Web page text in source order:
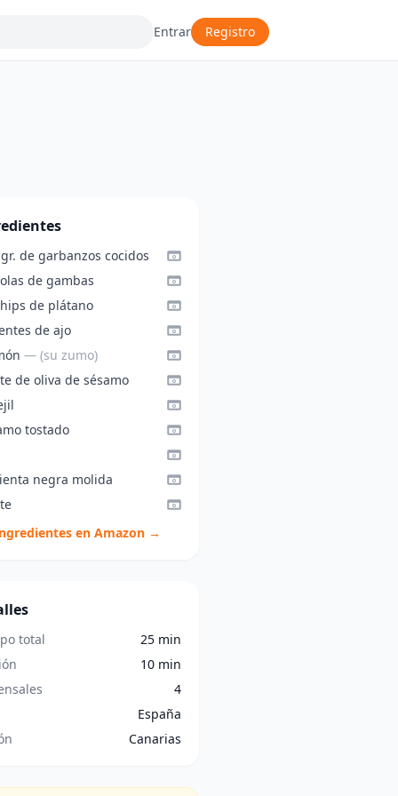
Entrar Registro
de garbanzos cocidos
de gambas
de plátano
de ajo
— (su zumo)
de oliva de sésamo
tostado
negra molida
en Amazon →
total
25 min
10 min
4
España
Canarias